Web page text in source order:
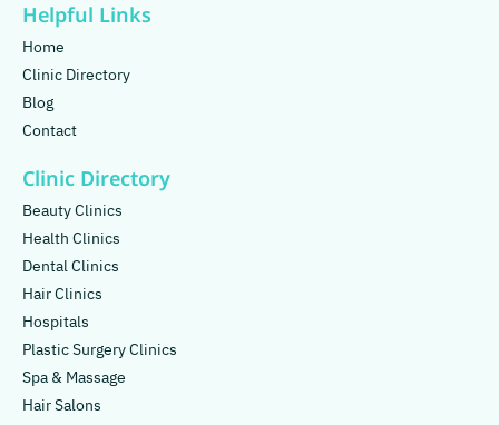
Helpful Links
Home
Clinic Directory
Blog
Contact
Clinic Directory
Beauty Clinics
Health Clinics
Dental Clinics
Hair Clinics
Hospitals
Plastic Surgery Clinics
Spa & Massage
Hair Salons